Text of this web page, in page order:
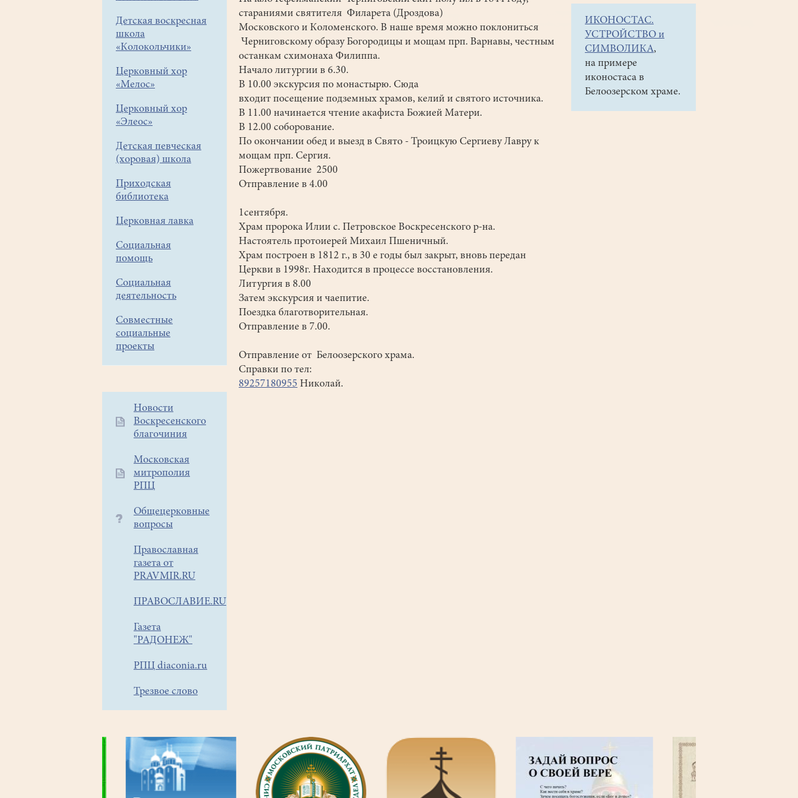
Детская воскресная
школа
«Колокольчики»
Церковный хор
«Мелос»
Церковный хор
«Элеос»
Детская певческая
(хоровая) школа
Приходская
библиотека
Церковная лавка
Социальная
помощь
Социальная
деятельность
Совместные
социальные
проекты
Дополнительное
меню
Новости
Воскресенского
благочиния
Московская
митрополия
РПЦ
Общецерковные
вопросы
Православная
газета от
PRAVMIR.RU
ПРАВОСЛАВИЕ.RU
Газета
"РАДОНЕЖ"
РПЦ diaconia.ru
Трезвое слово
стараниями святителя Филарета (Дроздова)
Московского и Коломенского. В наше время можно поклониться
Черниговскому образу Богородицы и мощам прп. Варнавы, честным
останкам схимонаха Филиппа.
Начало литургии в 6.30.
В 10.00 экскурсия по монастырю. Сюда
входит посещение подземных храмов, келий и святого источника.
В 11.00 начинается чтение акафиста Божией Матери.
В 12.00 соборование.
По окончании обед и выезд в Свято - Троицкую Сергиеву Лавру к
мощам прп. Сергия.
Пожертвование 2500
Отправление в 4.00
1сентября.
Храм пророка Илии с. Петровское Воскресенского р-на.
Настоятель протоиерей Михаил Пшеничный.
Храм построен в 1812 г., в 30 е годы был закрыт, вновь передан
Церкви в 1998г. Находится в процессе восстановления.
Литургия в 8.00
Затем экскурсия и чаепитие.
Поездка благотворительная.
Отправление в 7.00.
Отправление от Белоозерского храма.
Справки по тел:
89257180955 Николай.
ИКОНОСТАС.
УСТРОЙСТВО и
СИМВОЛИКА,
на примере
иконостаса в
Белоозерском храме.